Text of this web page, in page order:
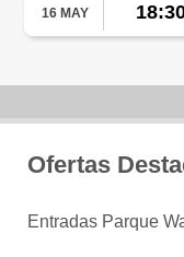
16 MAY
Ofertas
Entradas Parque